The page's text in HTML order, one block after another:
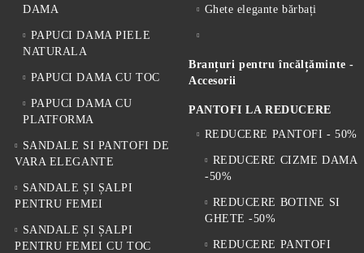
DAMA
PAPUCI DAMA PIELE
NATURALA
PAPUCI DAMA CU TOC
PAPUCI DAMA CU
PLATFORMA
SANDALE SI PANTOFI DE
VARA ELEGANTE
SANDALE ȘI ȘALPI
PENTRU FEMEI
SANDALE ȘI ȘALPI
PENTRU FEMEI CU TOC
Ghete elegante bărbați
Branțuri pentru încălțăminte -
Accesorii
PANTOFI LA REDUCERE
REDUCERE PANTOFI - 50%
REDUCERE CIZME DAMA
-50%
REDUCERE BOTINE SI
GHETE -50%
REDUCERE PANTOFI